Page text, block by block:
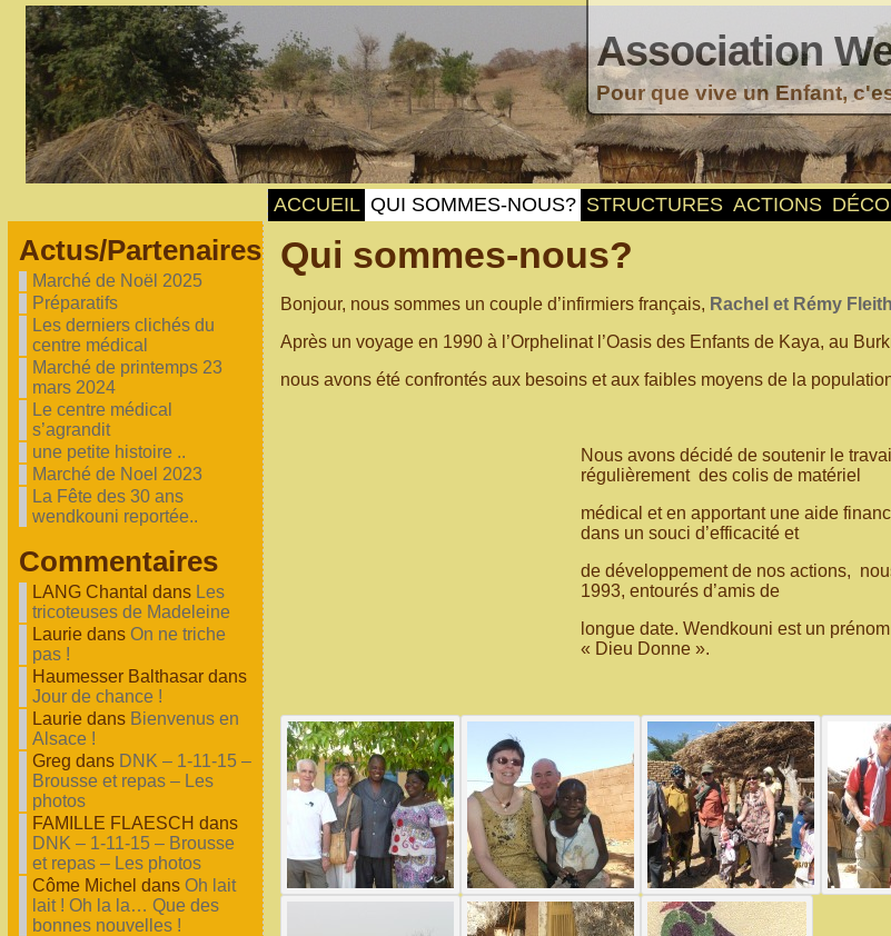
Association
Pour que vive un Enfant,
ACCUEIL QUI SOMMES-NOUS? STRUCTURES ACTIONS
Actus/Partenaires
Marché de Noël 2025
Préparatifs
Les derniers clichés du
centre médical
Marché de printemps 23
mars 2024
Le centre médical
s’agrandit
une petite histoire ..
Marché de Noel 2023
La Fête des 30 ans
wendkouni reportée..
Commentaires
LANG Chantal dans Les
tricoteuses de Madeleine
Laurie dans On ne triche
pas !
Haumesser Balthasar dans
Jour de chance !
Laurie dans Bienvenus en
Alsace !
Greg dans DNK – 1-11-15 –
Brousse et repas – Les
photos
FAMILLE FLAESCH dans
DNK – 1-11-15 – Brousse
et repas – Les photos
Côme Michel dans Oh lait
lait ! Oh la la… Que des
bonnes nouvelles !
Qui sommes-nous?
Bonjour, nous sommes un couple d’infirmiers français, Rachel et Rémy Fleith
Après un voyage en 1990 à l’Orphelinat l’Oasis des Enfants de Kaya, au
nous avons été confrontés aux besoins et aux faibles moyens de la
Nous avons décidé de soutenir le
régulièrement des colis de matériel
médical et en apportant une aide
dans un souci d’efficacité et
de développement de nos actions,
1993, entourés d’amis de
longue date. Wendkouni est un
« Dieu Donne ».